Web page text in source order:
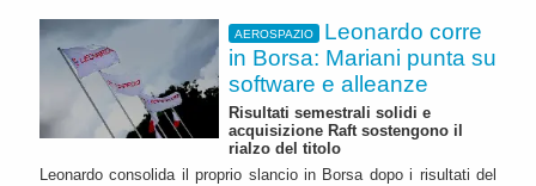
AEROSPAZIO
Leonardo corre
in Borsa: Mariani punta su
software e alleanze
Risultati semestrali solidi e
acquisizione Raft sostengono il
rialzo del titolo
Leonardo consolida il proprio slancio in Borsa dopo i risultati del